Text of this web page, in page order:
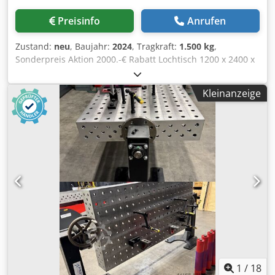
Preisinfo Anrufen
Zustand: neu, Baujahr: 2024, Tragkraft: 1.500 kg,
Sonderpreis Aktion 2000.-€ Rabatt Lochtisch 1200 x 2400 x
200mm Dicke der Tischplatte 20 mm, Durchmesser der
Bohrungen 28mm Schwenkbereich 360° Höhenverstellung
Hydraulisch Motor 800 bis 1200mm Geschwindigkeit 0,5
U/min. Motorleistung 0,75 KW Wir bieten die Tische in
vielen Größen und Tragfähigkeit an: Tragkraft 500 Kg,
Maße 1000mm x 1500mm x 200mm, Bohrung 28mm mit
Höhenverstellung manuell oder automatisch Tragkraft
1000 Kg, Maße 1000mm x 2000mm x 200mm, Bohrung
28mm mit Höhenverstellung manuell oder automatisch
Tragkraft 1500 Kg, Maße 1200mm x 2400mm x 200mm,
Bohrung 28mm mit Höhenverstellung manuell oder
automatisch Tragkraft 2000 Kg, Maße 1200mm x 2400mm x
200mm, Bohrung 28mm mit Höhenverstellung manuell
oder automatisch Crjdpfx Ajuua Insmgsf Tragkraft 3000 Kg,
Maße 1200mm x 2400mm x 200mm, Bohrung 28mm mit
Höhenverstellung manuell oder automatisch Tragkraft
Kleinanzeige
1 / 18